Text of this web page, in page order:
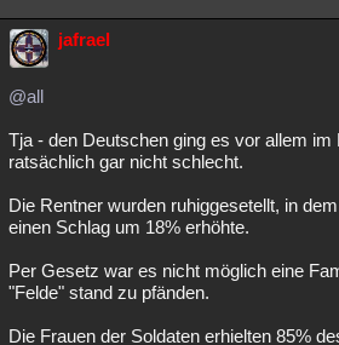
jafrael
@all
Tja - den Deutschen ging es vor allem im
ratsächlich gar nicht schlecht.
Die Rentner wurden ruhiggesetellt, in
einen Schlag um 18% erhöhte.
Per Gesetz war es nicht möglich eine
"Felde" stand zu pfänden.
Die Frauen der Soldaten erhielten 85%